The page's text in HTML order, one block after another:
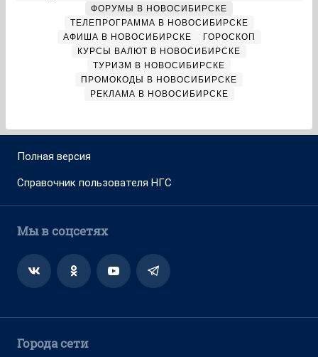
ФОРУМЫ В НОВОСИБИРСКЕ
ТЕЛЕПРОГРАММА В НОВОСИБИРСКЕ
АФИША В НОВОСИБИРСКЕ
ГОРОСКОП
КУРСЫ ВАЛЮТ В НОВОСИБИРСКЕ
ТУРИЗМ В НОВОСИБИРСКЕ
ПРОМОКОДЫ В НОВОСИБИРСКЕ
РЕКЛАМА В НОВОСИБИРСКЕ
Полная версия
Справочник пользователя НГС
Мы в соцсетях
Города сети